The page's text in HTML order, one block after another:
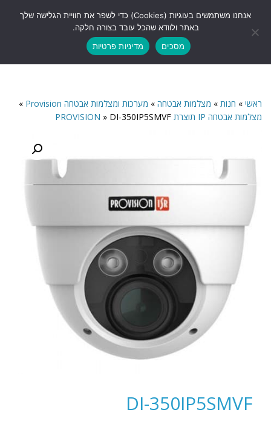
תפריט
ראשי » חנות » מצלמות אבטחה » מערכות ומצלמות אבטחה Provision
»
מצלמות אבטחה IP תוצרת PROVISION
» DI-350IP5SMVF
DI-350IP5SMVF
אנחנו משתמשים בעוגיות (Cookies) כדי לשפר את חוויית הגלישה שלך
באתר ולוודא שהכל עובד בצורה חלקה.
מסכים
מדיניות פרטיות